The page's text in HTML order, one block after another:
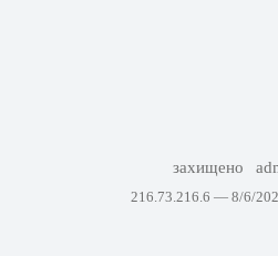
захищено
216.73.216.6 — 8/6/